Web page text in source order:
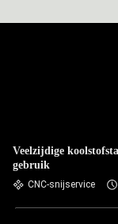
Veelzijdige
gebruik
CNC-snijservice